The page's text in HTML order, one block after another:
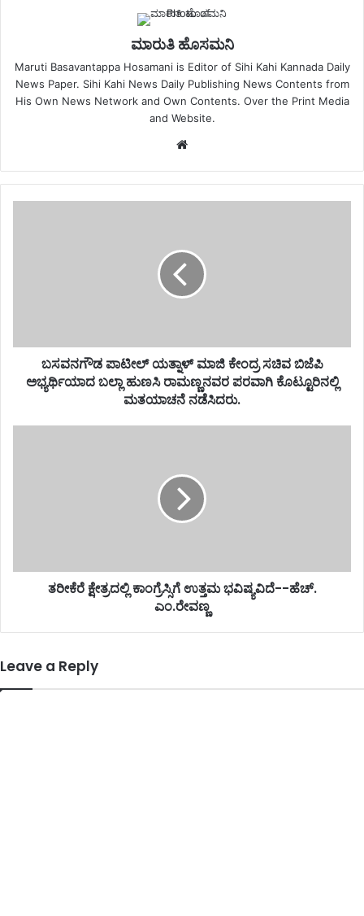
ಮಾರುತಿ ಹೊಸಮನಿ
Maruti Basavantappa Hosamani is Editor of Sihi Kahi Kannada Daily
News Paper. Sihi Kahi News Daily Publishing News Contents from
His Own News Network and Own Contents. Over the Print Media
and Website.
Website
ಬಸವನಗೌಡ ಪಾಟೀಲ್ ಯತ್ನಾಳ್ ಮಾಜಿ ಕೇಂದ್ರ ಸಚಿವ ಬಿಜೆಪಿ
ಅಭ್ಯರ್ಥಿಯಾದ ಬಲ್ಲಾ ಹುಣಸಿ ರಾಮಣ್ಣನವರ ಪರವಾಗಿ ಕೊಟ್ಟೂರಿನಲ್ಲಿ
ಮತಯಾಚನೆ ನಡೆಸಿದರು.
ತರೀಕೆರೆ ಕ್ಷೇತ್ರದಲ್ಲಿ ಕಾಂಗ್ರೆಸ್ಸಿಗೆ ಉತ್ತಮ ಭವಿಷ್ಯವಿದೆ--ಹೆಚ್.
ಎಂ.ರೇವಣ್ಣ
Leave a Reply